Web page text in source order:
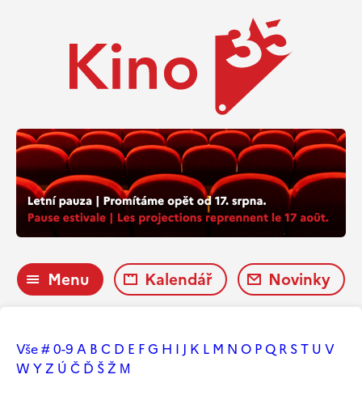
Menu Kalendář Novinky
Vše# 0-9 A B C D E FG H I J K L M N O PQ R ST U V
W YZ Ú Č Ď ŠŽ М